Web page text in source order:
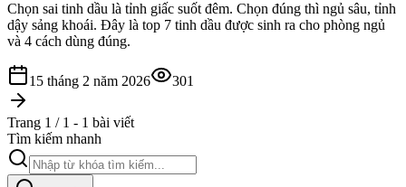
Chọn sai tinh dầu là tỉnh giấc suốt đêm. Chọn đúng thì ngủ sâu, tỉnh
dậy sảng khoái. Đây là top 7 tinh dầu được sinh ra cho phòng ngủ
và 4 cách dùng đúng.
15 tháng 2 năm 2026 301
Trang 1 / 1 - 1 bài viết
Tìm kiếm nhanh